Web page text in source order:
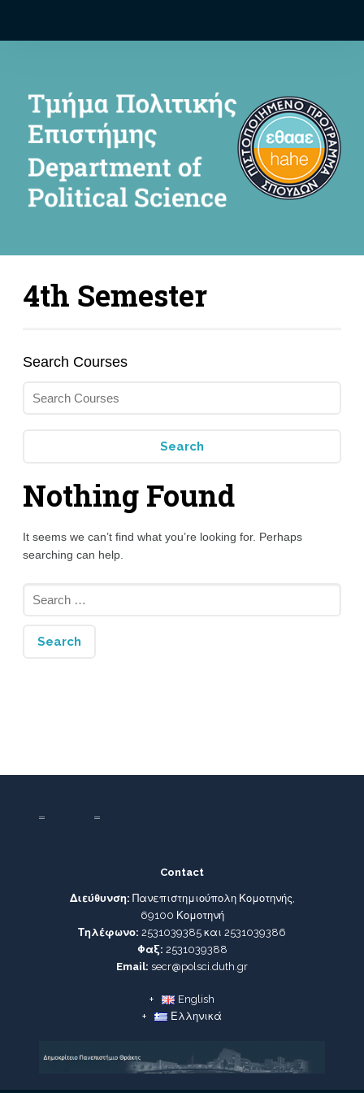
4th Semester
Search Courses
Nothing Found
It seems we can’t find what you’re looking for. Perhaps
searching can help.
Contact
Διεύθυνση: Πανεπιστημιούπολη Κομοτηνής,
69100 Κομοτηνή
Τηλέφωνο: 2531039385 και 2531039386
Φαξ: 2531039388
Email: secr@polsci.duth.gr
English
Ελληνικά